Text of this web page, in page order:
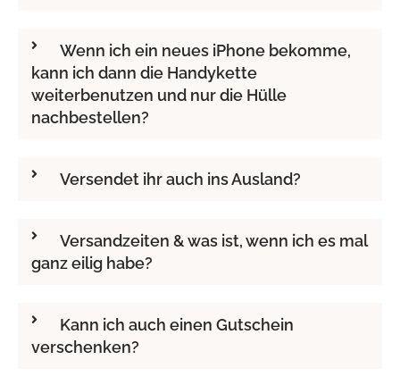
Wenn ich ein neues iPhone bekomme,
kann ich dann die Handykette
weiterbenutzen und nur die Hülle
nachbestellen?
Versendet ihr auch ins Ausland?
Versandzeiten & was ist, wenn ich es mal
ganz eilig habe?
Kann ich auch einen Gutschein
verschenken?